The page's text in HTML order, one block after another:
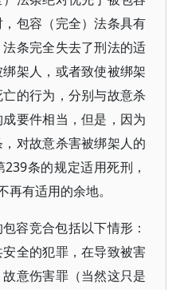
，包容（完全）法条具有
条完全失去了刑法的适
架人，或者致使被绑架
的行为，分别与故意杀
要件相当，但是，因为
对故意杀害被绑架人的
条的规定适用死刑，
再有适用的余地。
容竞合包括以下情形：
全的犯罪，在导致被害
意伤害罪（当然这只是